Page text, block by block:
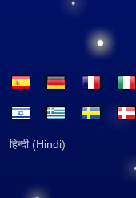
हिन्दी (Hindi)